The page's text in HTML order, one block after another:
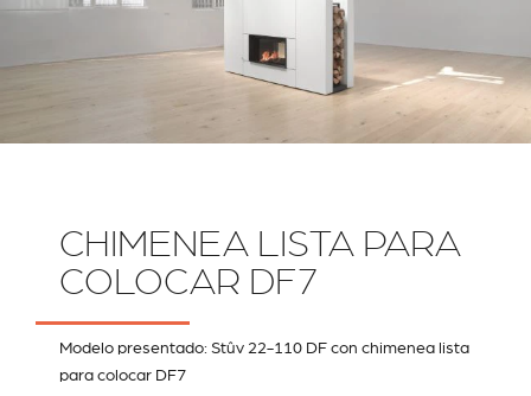
CHIMENEA LISTA PARA
COLOCAR DF7
Modelo presentado: Stûv 22-110 DF con chimenea lista
para colocar DF7